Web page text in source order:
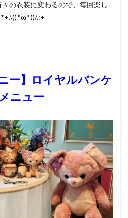
の衣装に変わるので、毎回楽し
°ω° ))/.:+
ー】ロイヤルバンケ
ニュー